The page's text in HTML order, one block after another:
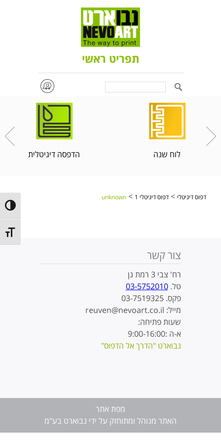
size
תפריט ראשי
Search
הדפסה דיגיטלית לוח שנה
דפוס דיגיטלי >דפוס דיגיטלי 1 >
unknown
צור קשר
רח' צבי 3 רמת גן
טל.03-5752010
פקס. 03-7519325
מייל: reuven@nevoart.co.il
שעות פתיחה:
א-ה :9:00-16:00
נבוארט "הדרך אל הדפוס"
מפת אתר
האתר מנוהל ומתוחזק על ידי נבוארט בע"מ